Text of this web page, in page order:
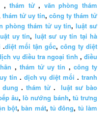
,thám tử, văn phòng thám
thám tử uy tín, công ty thám tử
phòng thám tử uy tín,luật sư
uy tín, luật sư uy tín tại hà
.diệt mối tận gốc, công ty diệt
vụ điều tra ngoại tình ,điều
, thám tử uy tín , công ty
tín . dịch vụ diệt mối .tranh
dung . thám tử.luật sư bào
âu,lò nướng bánh, tủ trưng
bột,bàn mát, tủ đông, tủ làm